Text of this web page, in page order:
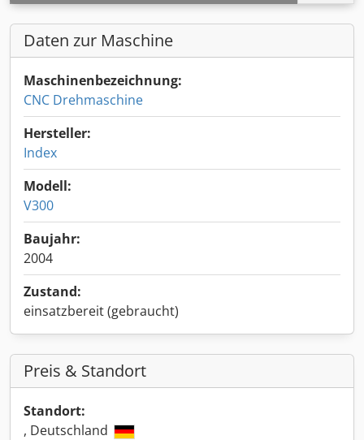
Daten zur Maschine
Maschinenbezeichnung:
CNC Drehmaschine
Hersteller:
Index
Modell:
V300
Baujahr:
2004
Zustand:
einsatzbereit (gebraucht)
Preis & Standort
Standort:
, Deutschland